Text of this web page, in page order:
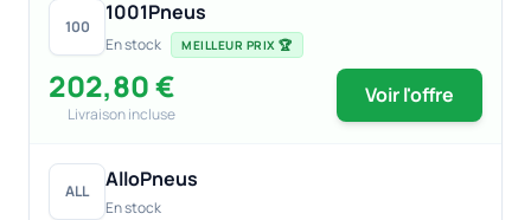
100
1001Pneus
En stock MEILLEUR PRIX 🏆
202,80 €
Livraison incluse
Voir l'offre
ALL AlloPneus
En stock